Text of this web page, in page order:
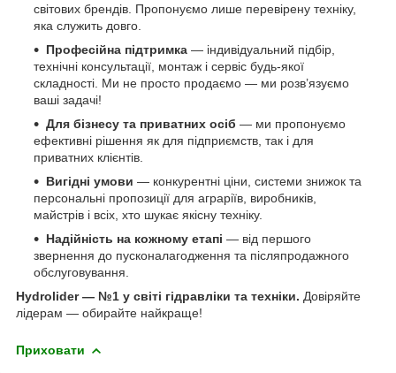
світових брендів. Пропонуємо лише перевірену техніку,
яка служить довго.
Професійна підтримка — індивідуальний підбір,
технічні консультації, монтаж і сервіс будь-якої
складності. Ми не просто продаємо — ми розв’язуємо
ваші задачі!
Для бізнесу та приватних осіб — ми пропонуємо
ефективні рішення як для підприємств, так і для
приватних клієнтів.
Вигідні умови — конкурентні ціни, системи знижок та
персональні пропозиції для аграріїв, виробників,
майстрів і всіх, хто шукає якісну техніку.
Надійність на кожному етапі — від першого
звернення до пусконалагодження та післяпродажного
обслуговування.
Hydrolider — №1 у світі гідравліки та техніки. Довіряйте
лідерам — обирайте найкраще!
Приховати